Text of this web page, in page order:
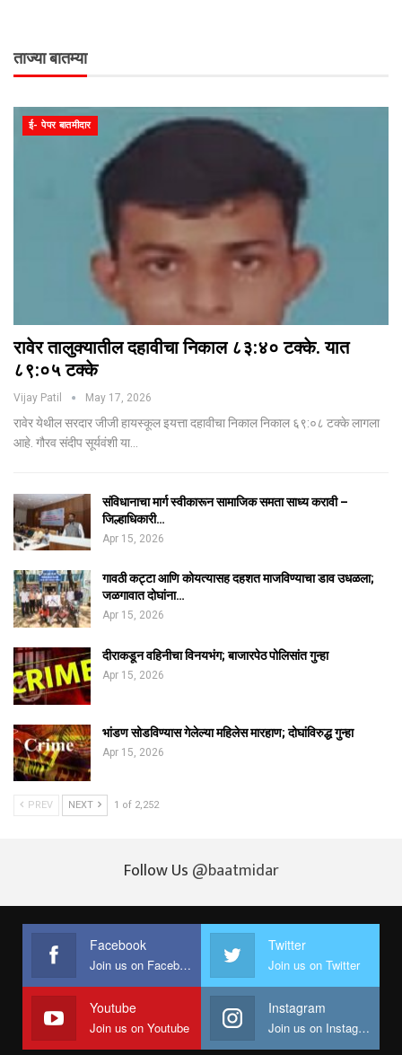
ताज्या बातम्या
ई- पेपर बातमीदार
रावेर तालुक्यातील दहावीचा निकाल ८३:४० टक्के. यात
८९:०५ टक्के
Vijay Patil May 17, 2026
रावेर येथील सरदार जीजी हायस्कूल इयत्ता दहावीचा निकाल निकाल ६९:०८ टक्के लागला
आहे. गौरव संदीप सूर्यवंशी या…
संविधानाचा मार्ग स्वीकारून सामाजिक समता साध्य करावी –
जिल्हाधिकारी…
Apr 15, 2026
गावठी कट्टा आणि कोयत्यासह दहशत माजविण्याचा डाव उधळला;
जळगावात दोघांना…
Apr 15, 2026
दीराकडून वहिनीचा विनयभंग; बाजारपेठ पोलिसांत गुन्हा
Apr 15, 2026
भांडण सोडविण्यास गेलेल्या महिलेस मारहाण; दोघांविरुद्ध गुन्हा
Apr 15, 2026
PREV NEXT 1 of 2,252
Follow Us @baatmidar
Facebook
Join us on Facebook
Twitter
Join us on Twitter
Youtube
Join us on Youtube
Instagram
Join us on Instagram